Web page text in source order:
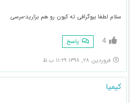
سلام لطفا بیوگرافی ته کیون رو هم بزارید-مرسی
4 پاسخ
فروردین ۲۸, ۱۳۹۸ ۱۱:۲۹ ب.ظ
کیمیا